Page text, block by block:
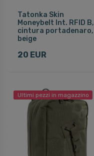
Tatonka Skin
Moneybelt Int. RFID B,
cintura portadenaro,
beige
20 EUR
Ultimi pezzi in magazzino